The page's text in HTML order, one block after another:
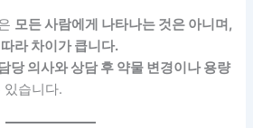
모든 사람에게 나타나는 것은 아니며,
라 차이가 큽니다.
당 의사와 상담 후 약물 변경이나 용량
있습니다.